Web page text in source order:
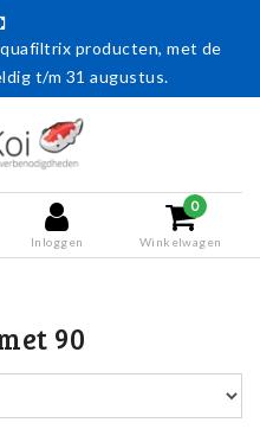
producten, met de
t/m 31 augustus.
Inloggen
0
Winkelwagen
90